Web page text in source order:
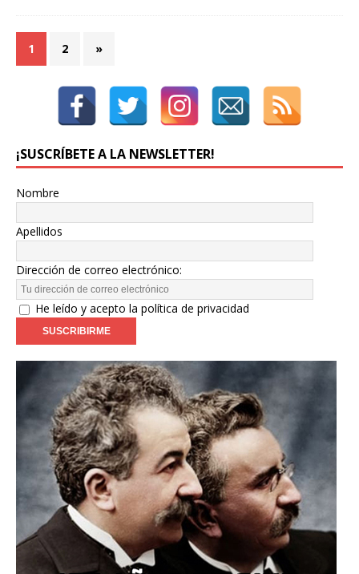
1 2 »
¡SUSCRÍBETE A LA NEWSLETTER!
Nombre
Apellidos
Dirección de correo electrónico:
He leído y acepto la política de privacidad